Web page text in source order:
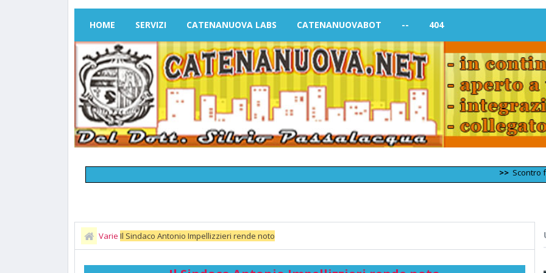
HOME SERVIZI CATENANUOVA LABS CATENANUOVABOT -- 404
Scontro frontale
Varie Il Sindaco Antonio Impellizzieri rende noto